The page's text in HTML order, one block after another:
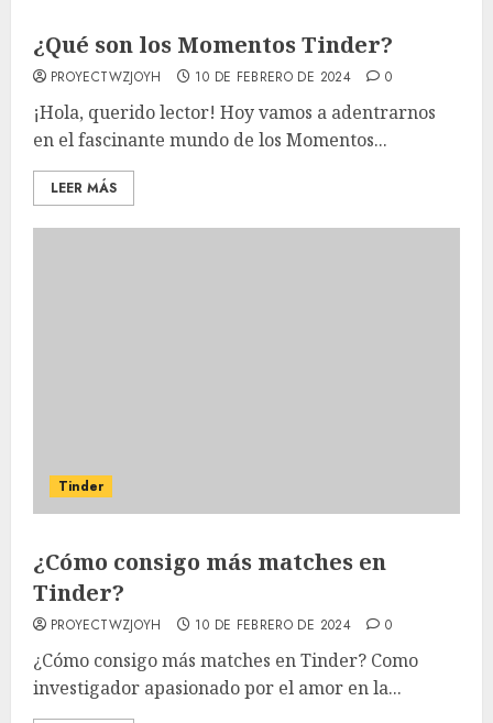
¿Qué son los Momentos Tinder?
PROYECTWZJOYH 10 DE FEBRERO DE 2024 0
¡Hola, querido lector! Hoy vamos a adentrarnos
en el fascinante mundo de los Momentos...
LEER MÁS
Tinder
¿Cómo consigo más matches en
Tinder?
PROYECTWZJOYH 10 DE FEBRERO DE 2024 0
¿Cómo consigo más matches en Tinder? Como
investigador apasionado por el amor en la...